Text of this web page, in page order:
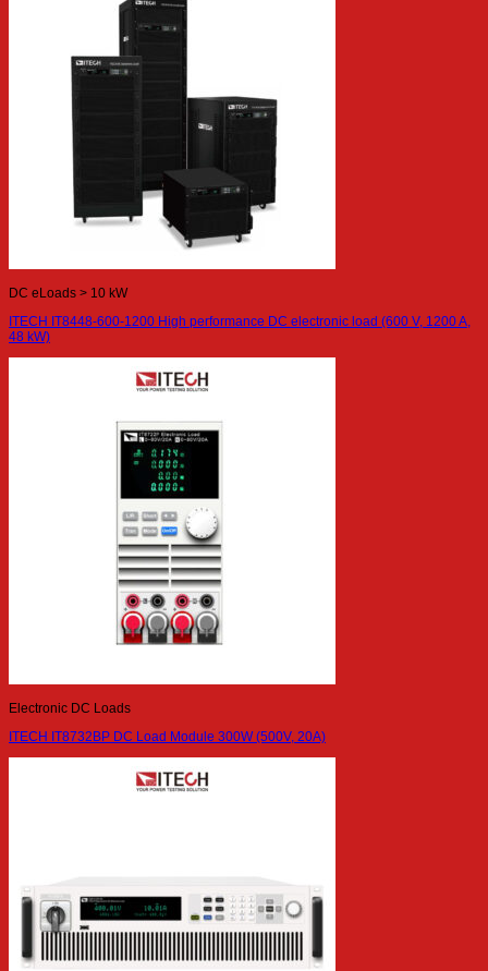
DC eLoads > 10 kW
ITECH IT8448-600-1200 High performance DC electronic load (600 V, 1200 A,
48 kW)
Electronic DC Loads
ITECH IT8732BP DC Load Module 300W (500V, 20A)